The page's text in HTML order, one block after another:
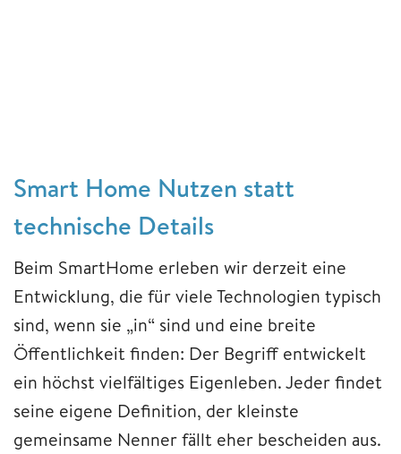
Smart Home Nutzen statt
technische Details
Beim SmartHome erleben wir derzeit eine
Entwicklung, die für viele Technologien typisch
sind, wenn sie „in“ sind und eine breite
Öffentlichkeit finden: Der Begriff entwickelt
ein höchst vielfältiges Eigenleben. Jeder findet
seine eigene Definition, der kleinste
gemeinsame Nenner fällt eher bescheiden aus.